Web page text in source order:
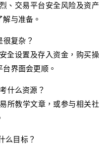
、交易平台安全风险及资产
与准备。
复杂？
全设置及存入资金，购买操
界面会更顺。
什么资源？
所教学文章，或参与相关社
么目标？